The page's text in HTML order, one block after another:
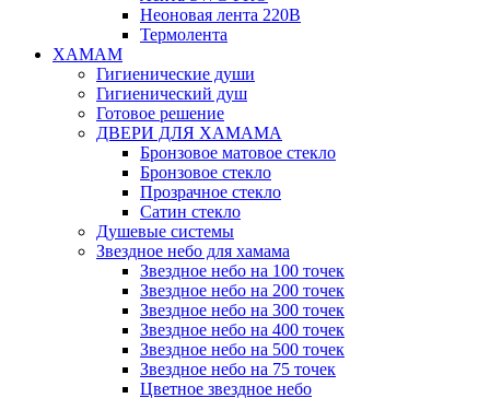
Неоновая лента 220В
Термолента
ХАМАМ
Гигиенические души
Гигиенический душ
Готовое решение
ДВЕРИ ДЛЯ ХАМАМА
Бронзовое матовое стекло
Бронзовое стекло
Прозрачное стекло
Сатин стекло
Душевые системы
Звездное небо для хамама
Звездное небо на 100 точек
Звездное небо на 200 точек
Звездное небо на 300 точек
Звездное небо на 400 точек
Звездное небо на 500 точек
Звездное небо на 75 точек
Цветное звездное небо